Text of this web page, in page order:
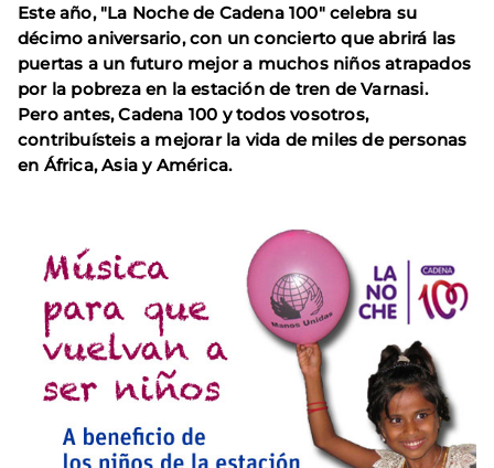
Este año, "La Noche de Cadena 100" celebra su
décimo aniversario, con un concierto que abrirá las
puertas a un futuro mejor a muchos niños atrapados
por la pobreza en la estación de tren de Varnasi.
Pero antes, Cadena 100 y todos vosotros,
contribuísteis a mejorar la vida de miles de personas
en África, Asia y América.